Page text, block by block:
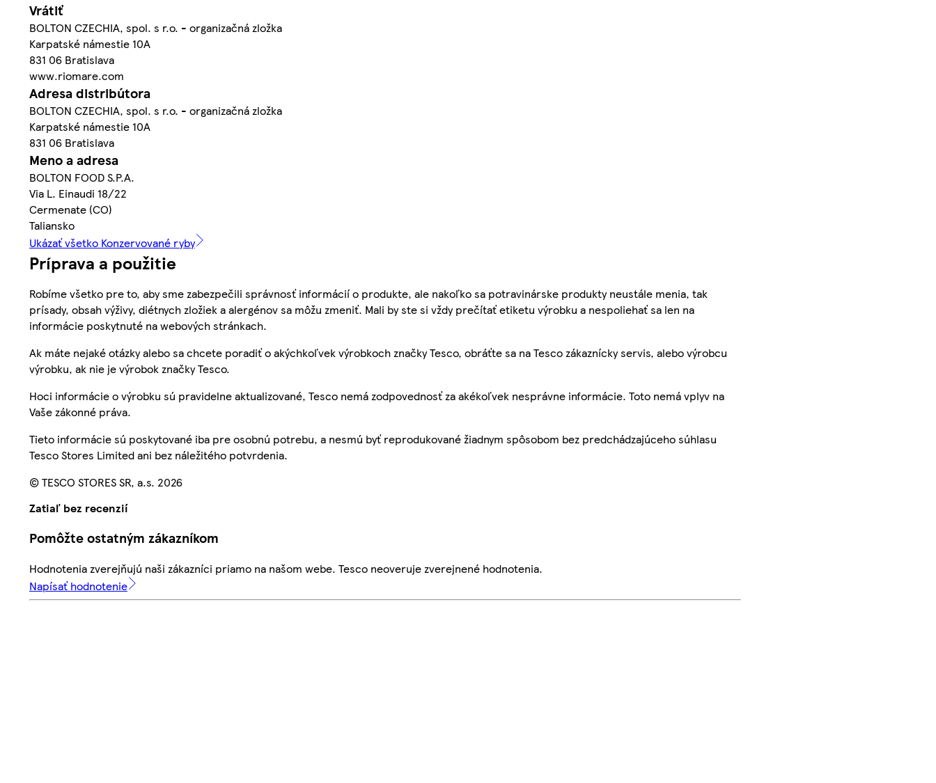
Vrátiť
BOLTON CZECHIA, spol. s r.o. - organizačná zložka
Karpatské námestie 10A
831 06 Bratislava
www.riomare.com
Adresa distribútora
BOLTON CZECHIA, spol. s r.o. - organizačná zložka
Karpatské námestie 10A
831 06 Bratislava
Meno a adresa
BOLTON FOOD S.P.A.
Via L. Einaudi 18/22
Cermenate (CO)
Taliansko
Ukázať všetko Konzervované ryby
Príprava a použitie
Robíme všetko pre to, aby sme zabezpečili správnosť informácií o produkte, ale nakoľko sa potravinárske produkty neustále menia, tak
prísady, obsah výživy, diétnych zložiek a alergénov sa môžu zmeniť. Mali by ste si vždy prečítať etiketu výrobku a nespoliehať sa len na
informácie poskytnuté na webových stránkach.
Ak máte nejaké otázky alebo sa chcete poradiť o akýchkoľvek výrobkoch značky Tesco, obráťte sa na Tesco zákaznícky servis, alebo výrobcu
výrobku, ak nie je výrobok značky Tesco.
Hoci informácie o výrobku sú pravidelne aktualizované, Tesco nemá zodpovednosť za akékoľvek nesprávne informácie. Toto nemá vplyv na
Vaše zákonné práva.
Tieto informácie sú poskytované iba pre osobnú potrebu, a nesmú byť reprodukované žiadnym spôsobom bez predchádzajúceho súhlasu
Tesco Stores Limited ani bez náležitého potvrdenia.
© TESCO STORES SR, a.s. 2026
Zatiaľ bez recenzií
Pomôžte ostatným zákazníkom
Hodnotenia zverejňujú naši zákazníci priamo na našom webe. Tesco neoveruje zverejnené hodnotenia.
Napísať hodnotenie